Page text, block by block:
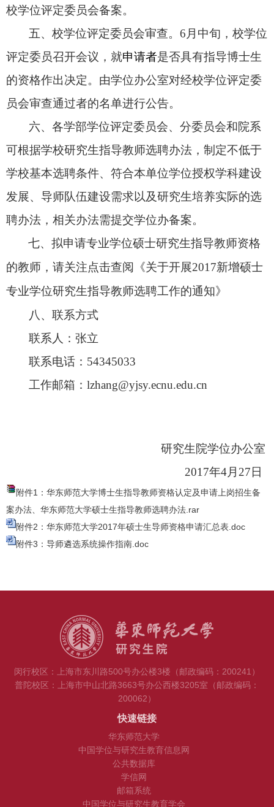
校学位评定委员会备案。
五、校学位评定委员会审查。 6 月中旬， 校学位
评定委员召开会议，就申请者是否具有指导博士生
的资格作出决定。由学位办公室对经校学位评定委
员会审查通过者的名单进行公告。
六、各学部学位评定委员会、分委员会和院系
可根据学校研究生指导教师选聘办法，制定不低于
学校基本选聘条件、符合本单位学位授权学科建设
发展、导师队伍建设需求以及研究生培养实际的选
聘办法，相关办法需提交学位办备案。
七、拟申请专业学位硕士研究生指导教师资格
的教师，请关注点击查阅《关于开展2017新增硕士
专业学位研究生指导教师选聘工作的通知》
八、联系方式
联系人：张立
联系电话： 54345033
工作邮箱： lzhang@yjsy.ecnu.edu.cn
研究生院学位办公室
2017年4月 27日
附件1：华东师范大学博士生指导教师资格认定及申请上岗招生备
案办法、华东师范大学硕士生指导教师选聘办法.rar
附件2：华东师范大学2017年硕士生导师资格申请汇总表.doc
附件3：导师遴选系统操作指南.doc
闵行校区：上海市东川路500号办公楼3楼（邮政编码：200241）
普陀校区：上海市中山北路3663号办公西楼3205室（邮政编码：
200062）
快速链接
华东师范大学
中国学位与研究生教育信息网
公共数据库
学信网
邮箱系统
中国学位与研究生教育学会